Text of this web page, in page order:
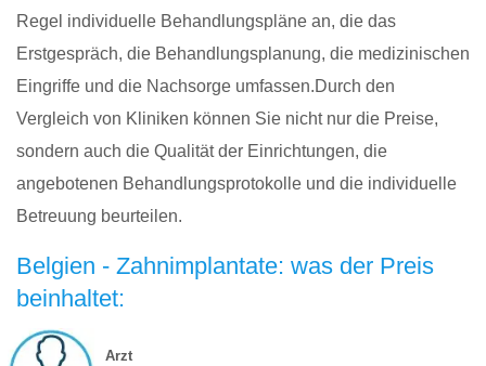
Regel individuelle Behandlungspläne an, die das
Erstgespräch, die Behandlungsplanung, die medizinischen
Eingriffe und die Nachsorge umfassen.Durch den
Vergleich von Kliniken können Sie nicht nur die Preise,
sondern auch die Qualität der Einrichtungen, die
angebotenen Behandlungsprotokolle und die individuelle
Betreuung beurteilen.
Belgien - Zahnimplantate: was der Preis
beinhaltet:
Arzt